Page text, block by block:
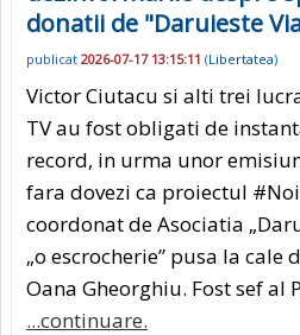
donatii de "Daruieste
publicat 2026-07-17 13:15:11 (Libertatea)
Victor Ciutacu si alti trei
TV au fost obligati de
record, in urma unor
fara dovezi ca proiectul
coordonat de Asociatia
„o escrocherie” pusa la cale
Oana Gheorghiu. Fost sef al
...continuare.